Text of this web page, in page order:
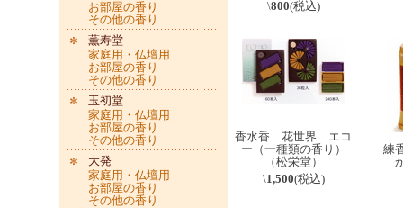
お部屋の香り
その他の香り
薫寿堂
家庭用・仏壇用
お部屋の香り
その他の香り
玉初堂
家庭用・仏壇用
お部屋の香り
その他の香り
大発
家庭用・仏壇用
お部屋の香り
その他の香り
\800(税込)
香水香 花世界 エコ
ー（一種類の香り）
（松栄堂）
\1,500(税込)
練